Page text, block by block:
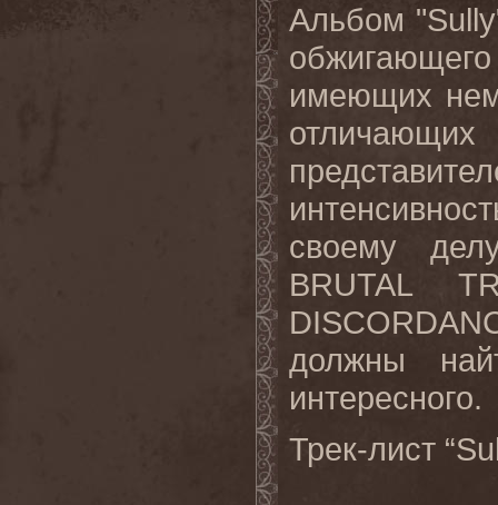
Альбом
имеющих
своему
BRUTAL
должны
интересного.
Трек-лист